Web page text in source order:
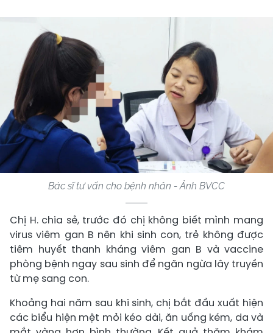
Bác sĩ tư vấn cho bệnh nhân - Ảnh BVCC
Chị H. chia sẻ, trước đó chị không biết mình mang
virus viêm gan B nên khi sinh con, trẻ không được
tiêm huyết thanh kháng viêm gan B và vaccine
phòng bệnh ngay sau sinh để ngăn ngừa lây truyền
từ mẹ sang con.
Khoảng hai năm sau khi sinh, chị bắt đầu xuất hiện
các biểu hiện mệt mỏi kéo dài, ăn uống kém, da và